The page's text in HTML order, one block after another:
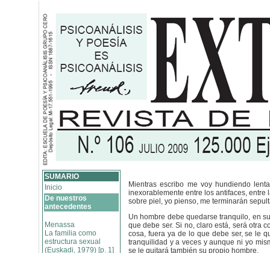
SUMARIO
Inicio
De nuestros
antecedentes
Menassa
La familia como
estructura sexual
(Euskadi, 1979) [p. 1]
Mientras escribo me voy hundiendo
inexorablemente entre los antifaces, entre
sobre piel, yo pienso, me terminarán
Un hombre debe quedarse tranquilo, en
que debe ser. Si no, claro está, será otra
cosa, fuera ya de lo que debe ser, se le
tranquilidad y a veces y aunque ni yo
se le quitará también su propio hombre.